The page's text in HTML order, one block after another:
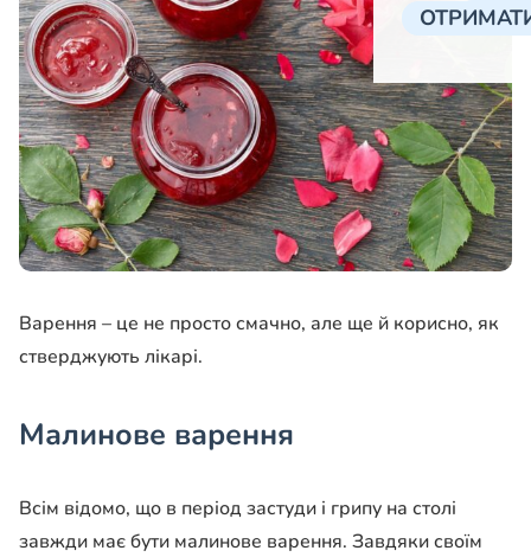
Варення – це не просто смачно, але ще й корисно, як
стверджують лікарі.
Малинове варення
Всім відомо, що в період застуди і грипу на столі
завжди має бути малинове варення. Завдяки своїм